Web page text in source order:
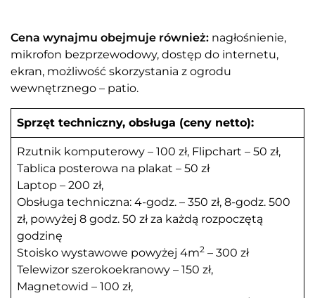
Cena wynajmu obejmuje również: nagłośnienie,
mikrofon bezprzewodowy, dostęp do internetu,
ekran, możliwość skorzystania z ogrodu
wewnętrznego – patio.
Sprzęt techniczny, obsługa (ceny netto):
Rzutnik komputerowy – 100 zł, Flipchart – 50 zł,
Tablica posterowa na plakat – 50 zł
Laptop – 200 zł,
Obsługa techniczna: 4-godz. – 350 zł, 8-godz. 500
zł, powyżej 8 godz. 50 zł za każdą rozpoczętą
godzinę
Stoisko wystawowe powyżej 4m2 – 300 zł
Telewizor szerokoekranowy – 150 zł,
Magnetowid – 100 zł,